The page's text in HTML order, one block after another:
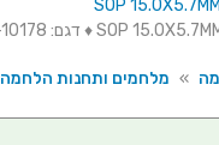
» מלחמים ותחנות הלחמה